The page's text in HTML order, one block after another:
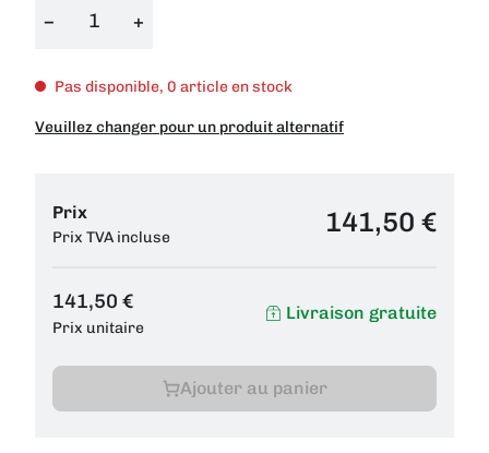
− +
Pas disponible, 0 article en stock
Veuillez changer pour un produit alternatif
Prix
Prix TVA incluse 141,50 €
141,50 €
Prix unitaire
Livraison gratuite
Ajouter au panier